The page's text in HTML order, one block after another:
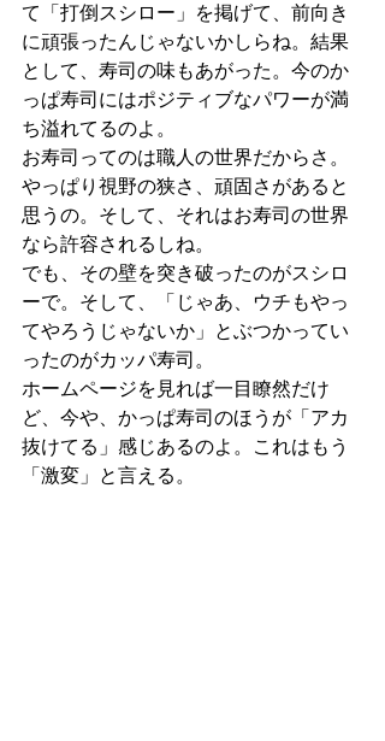
て「打倒スシロー」を掲げて、前向き
に頑張ったんじゃないかしらね。結果
として、寿司の味もあがった。今のか
っぱ寿司にはポジティブなパワーが満
ち溢れてるのよ。
お寿司ってのは職人の世界だからさ。
やっぱり視野の狭さ、頑固さがあると
思うの。そして、それはお寿司の世界
なら許容されるしね。
でも、その壁を突き破ったのがスシロ
ーで。そして、「じゃあ、ウチもやっ
てやろうじゃないか」とぶつかってい
ったのがカッパ寿司。
ホームページを見れば一目瞭然だけ
ど、今や、かっぱ寿司のほうが「アカ
抜けてる」感じあるのよ。これはもう
「激変」と言える。